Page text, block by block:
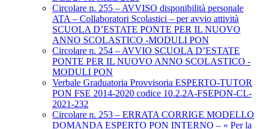
Circolare n. 255 – AVVISO disponibilità personale
ATA – Collaboratori Scolastici – per avvio attività
SCUOLA D’ESTATE PONTE PER IL NUOVO
ANNO SCOLASTICO -MODULI PON
Circolare n. 254 – AVVIO SCUOLA D’ESTATE
PONTE PER IL NUOVO ANNO SCOLASTICO -
MODULI PON
Verbale Graduatoria Provvisoria ESPERTO-TUTOR
PON FSE 2014-2020 codice 10.2.2A-FSEPON-CL-
2021-232
Circolare n. 253 – ERRATA CORRIGE MODELLO
DOMANDA ESPERTO PON INTERNO – « Per la